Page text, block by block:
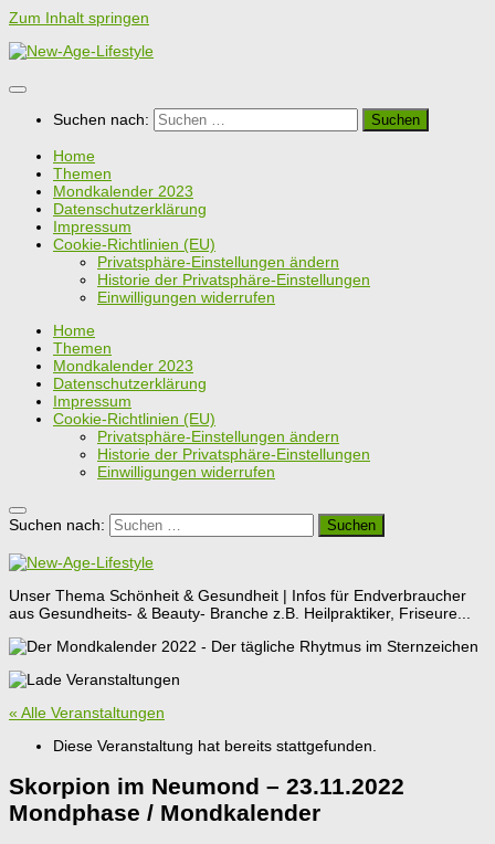
Zum Inhalt springen
Suchen nach:
Home
Themen
Mondkalender 2023
Datenschutzerklärung
Impressum
Cookie-Richtlinien (EU)
Privatsphäre-Einstellungen ändern
Historie der Privatsphäre-Einstellungen
Einwilligungen widerrufen
Home
Themen
Mondkalender 2023
Datenschutzerklärung
Impressum
Cookie-Richtlinien (EU)
Privatsphäre-Einstellungen ändern
Historie der Privatsphäre-Einstellungen
Einwilligungen widerrufen
Suchen nach:
Unser Thema Schönheit & Gesundheit | Infos für Endverbraucher
aus Gesundheits- & Beauty- Branche z.B. Heilpraktiker, Friseure...
« Alle Veranstaltungen
Diese Veranstaltung hat bereits stattgefunden.
Skorpion im Neumond – 23.11.2022
Mondphase / Mondkalender